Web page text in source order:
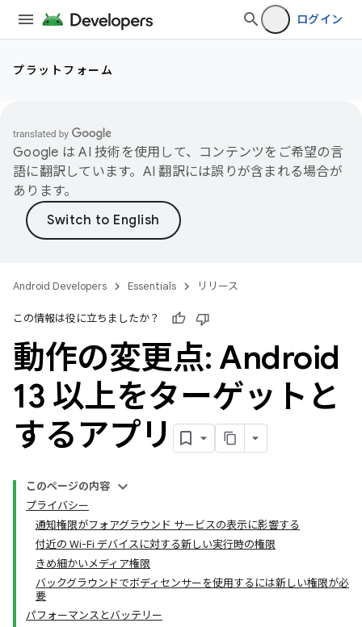
ログイン
プラットフォーム
Google は AI 技術を使用して、コンテンツをご希望の言
語に翻訳しています。AI 翻訳には誤りが含まれる場合が
あります。
Android Developers Essentials リリース
この情報は役に立ちましたか？
動作の変更点: Android
13 以上をターゲットと
するアプリ
このページの内容
プライバシー
通知権限がフォアグラウンド サービスの表示に影響する
付近の Wi-Fi デバイスに対する新しい実行時の権限
きめ細かいメディア権限
バックグラウンドでボディセンサーを使用するには新しい権限が必
要
パフォーマンスとバッテリー